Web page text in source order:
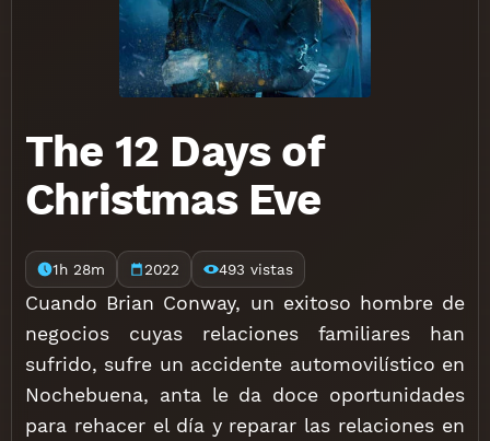
The 12 Days of
Christmas Eve
1h 28m 2022 493 vistas
Cuando Brian Conway, un exitoso hombre de
negocios cuyas relaciones familiares han
sufrido, sufre un accidente automovilístico en
Nochebuena, anta le da doce oportunidades
para rehacer el día y reparar las relaciones en